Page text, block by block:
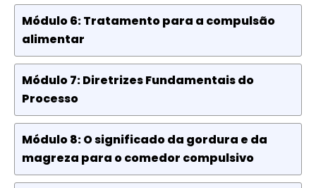
Módulo 6: Tratamento para a compulsão
alimentar
Módulo 7: Diretrizes Fundamentais do
Processo
Módulo 8: O significado da gordura e da
magreza para o comedor compulsivo